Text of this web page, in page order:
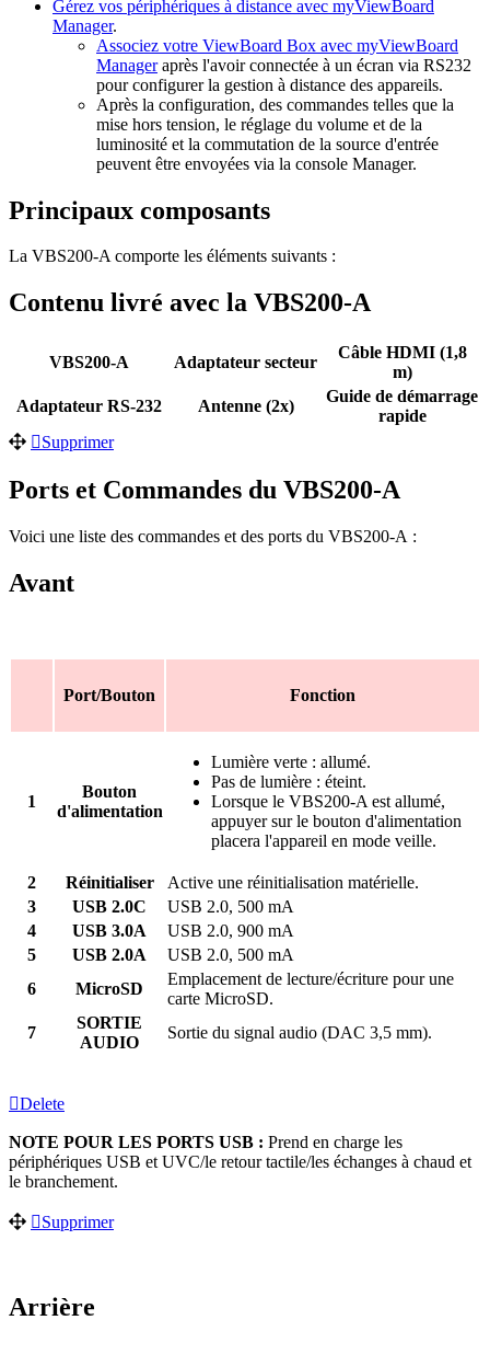
Gérez vos périphériques à distance avec myViewBoard
Manager.
Associez votre ViewBoard Box avec myViewBoard
Manageraprès l'avoir connectée à un écran via RS232
pour configurer la gestion à distance des appareils.
Après la configuration, des commandes telles que la
mise hors tension, le réglage du volume et de la
luminosité et la commutation de la source d'entrée
peuvent être envoyées via la console Manager.
Principaux composants
La VBS200-A comporte les éléments suivants :
Contenu livré avec la VBS200-A
VBS200-A Adaptateur secteur
Câble HDMI (1,8
m)
Adaptateur RS-232
Antenne (2x)
Guide de démarrage
rapide
Supprimer
Ports et Commandes du VBS200-A
Voici une liste des commandes et des ports du VBS200-A :
Avant
Port/Bouton Fonction
1
Bouton
d'alimentation
Lumière verte : allumé.
Pas de lumière : éteint.
Lorsque le VBS200-A est allumé,
appuyer sur le bouton d'alimentation
placera l'appareil en mode veille.
2 Réinitialiser
Active une réinitialisation matérielle.
3
USB 2.0C
USB 2.0, 500 mA
4
USB 3.0A
USB 2.0, 900 mA
5
USB 2.0A
USB 2.0, 500 mA
6
MicroSD
Emplacement de lecture/écriture pour une
carte MicroSD.
7
SORTIE
AUDIO
Sortie du signal audio (DAC 3,5 mm).
Delete
NOTE POUR LES PORTS USB : Prend en charge les
périphériques USB et UVC/le retour tactile/les échanges à chaud et
le branchement.
Supprimer
Arrière